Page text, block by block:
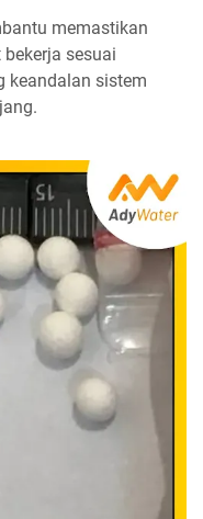
memastikan
sesuai
keandalan sistem